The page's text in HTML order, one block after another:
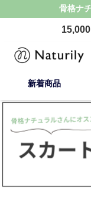
骨格ナ
15,000
新着商品